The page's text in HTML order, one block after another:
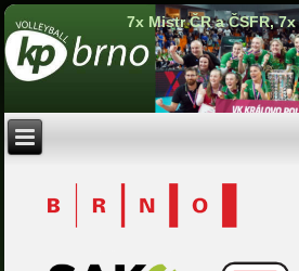
7x Mistr ČR a ČSFR,